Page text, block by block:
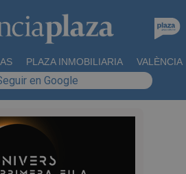
PLAZA INMOBILIARIA VALÈNCIA
en Google